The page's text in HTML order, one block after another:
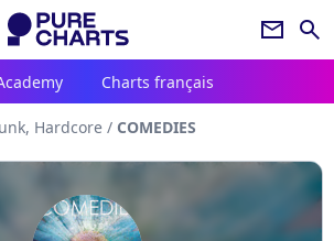
newsletter search
Charts français
Hardcore / COMEDIES